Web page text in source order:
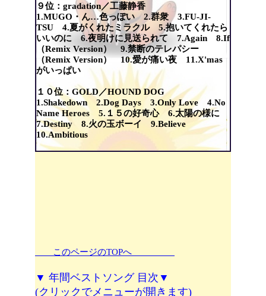
９位：gradation／工藤静香
1.MUGO・ん…色っぽい 2.群衆 3.FU-JI-
TSU 4.夏がくれたミラクル 5.抱いてくれたら
いいのに 6.夜明けに見送られて 7.Again 8.If
（Remix Version） 9.禁断のテレパシー
（Remix Version） 10.愛が痛い夜 11.X'mas
がいっぱい
１０位：GOLD／HOUND DOG
1.Shakedown 2.Dog Days 3.Only Love 4.No
Name Heroes 5.１５の好奇心 6.太陽の様に
7.Destiny 8.火の玉ボーイ 9.Believe
10.Ambitious
このページのTOPへ
▼ 年間ベストソング 目次▼
(クリックでメニューが開きます)